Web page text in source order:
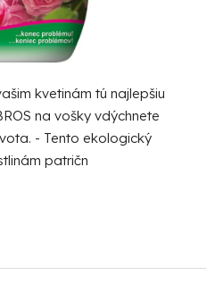
kvetinám tú najlepšiu
na vošky vdýchnete
- Tento ekologický
patričn